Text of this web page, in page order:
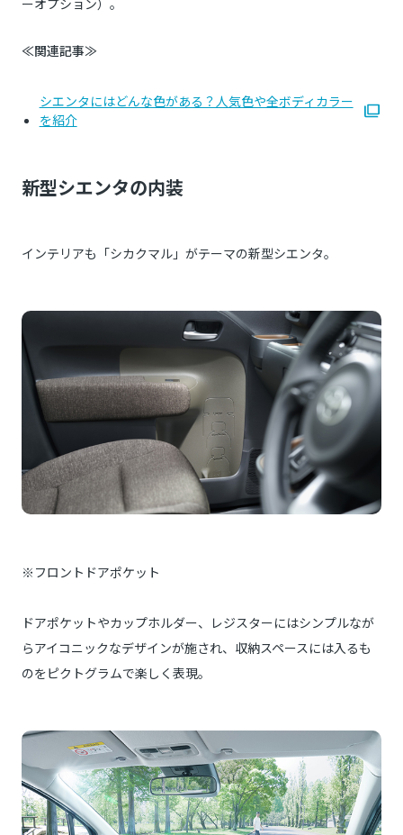
ーオプション）。
≪関連記事≫
シエンタにはどんな色がある？人気色や全ボディカラー
を紹介
新型シエンタの内装
インテリアも「シカクマル」がテーマの新型シエンタ。
※フロントドアポケット
ドアポケットやカップホルダー、レジスターにはシンプルなが
らアイコニックなデザインが施され、収納スペースには入るも
のをピクトグラムで楽しく表現。